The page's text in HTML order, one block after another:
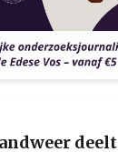
deelt